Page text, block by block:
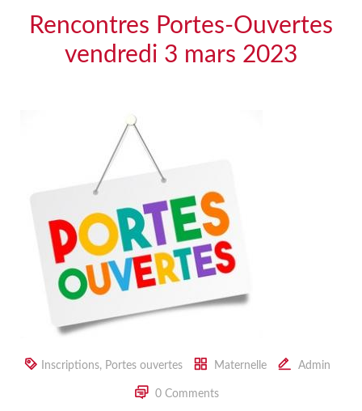
Rencontres Portes-Ouvertes
vendredi 3 mars 2023
Inscriptions, Portes ouvertes Maternelle Admin
0 Comments